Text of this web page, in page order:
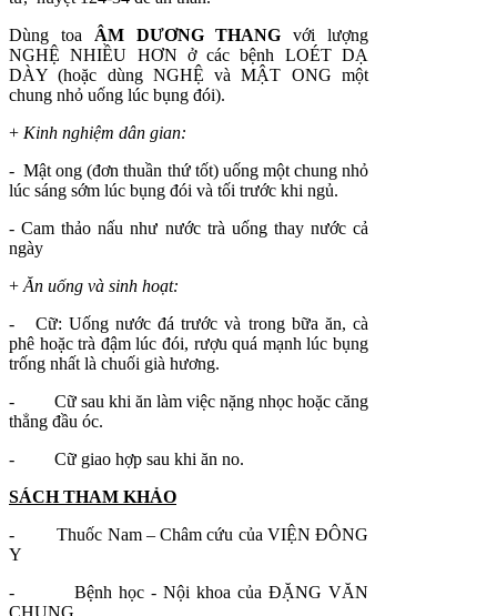
Dùng toa ÂM DƯƠNG THANGvới lượng
NGHỆ NHIỀU HƠN ở các bệnh LOÉT DẠ
DÀY (hoặc dùng NGHỆ và MẬT ONG một
chung nhỏ uống lúc bụng đói).
+ Kinh nghiệm dân gian:
-Mật ong (đơn thuần thứ tốt) uống một chung nhỏ
lúc sáng sớm lúc bụng đói và tối trước khi ngủ.
- Cam thảo nấu như nước trà uống thay nước cả
ngày
+Ăn uống và sinh hoạt:
- Cữ: Uống nước đá trước và trong bữa ăn, cà
phê hoặc trà đậm lúc đói, rượu quá mạnh lúc bụng
trống nhất là chuối già hương.
- Cữ sau khi ăn làm việc nặng nhọc hoặc căng
thẳng đầu óc.
- Cữ giao hợp sau khi ăn no.
SÁCH THAM KHẢO
- Thuốc Nam – Châm cứu của VIỆN ĐÔNG
Y
- Bệnh học - Nội khoa của ĐẶNG VĂN